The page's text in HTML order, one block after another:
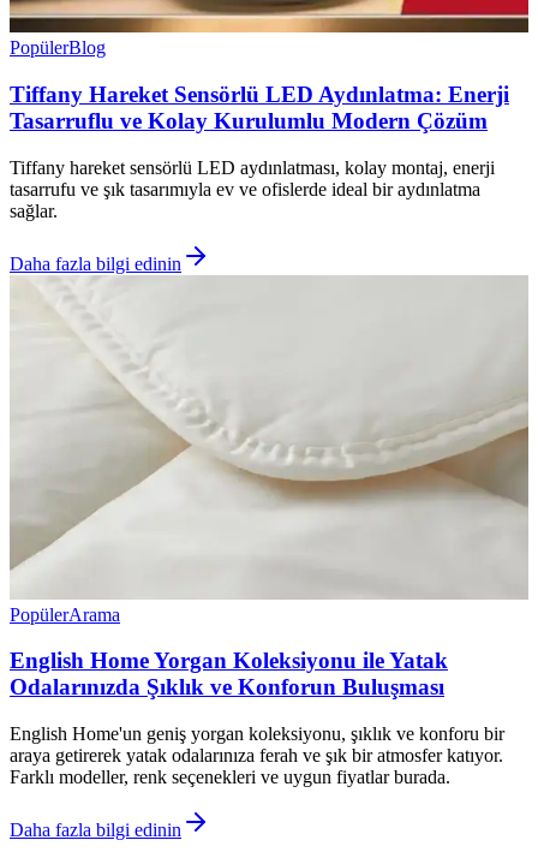
PopülerBlog
Tiffany Hareket Sensörlü LED Aydınlatma: Enerji
Tasarruflu ve Kolay Kurulumlu Modern Çözüm
Tiffany hareket sensörlü LED aydınlatması, kolay montaj, enerji
tasarrufu ve şık tasarımıyla ev ve ofislerde ideal bir aydınlatma
sağlar.
Daha fazla bilgi edinin
PopülerArama
English Home Yorgan Koleksiyonu ile Yatak
Odalarınızda Şıklık ve Konforun Buluşması
English Home'un geniş yorgan koleksiyonu, şıklık ve konforu bir
araya getirerek yatak odalarınıza ferah ve şık bir atmosfer katıyor.
Farklı modeller, renk seçenekleri ve uygun fiyatlar burada.
Daha fazla bilgi edinin